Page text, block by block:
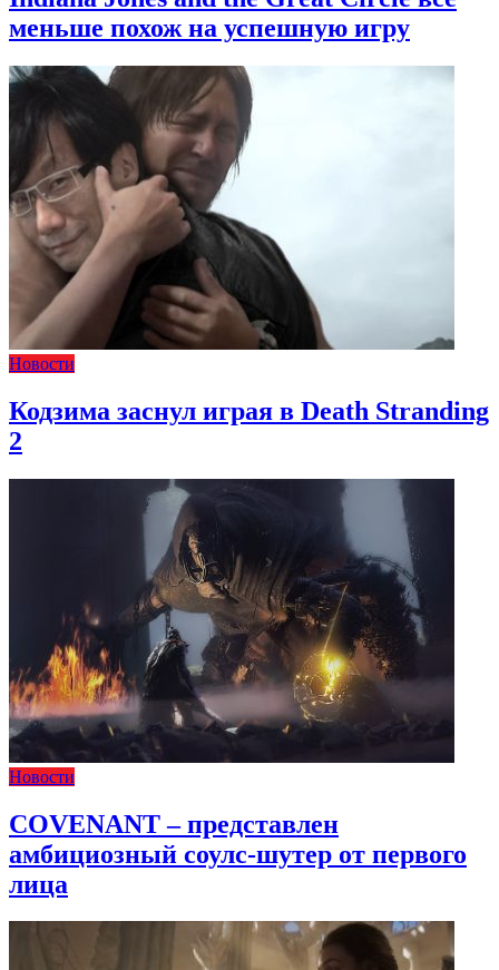
меньше похож на успешную игру
Новости
Кодзима заснул играя в Death Stranding
2
Новости
COVENANT – представлен
амбициозный соулс-шутер от первого
лица